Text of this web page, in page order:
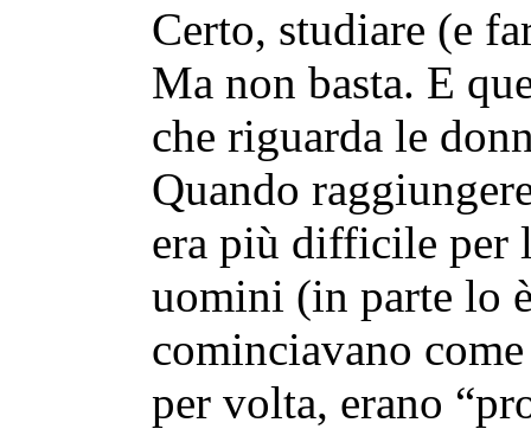
Certo, studiare (e
Ma non basta. E
che riguarda le
Quando
era più difficile per
uomini (in parte lo
cominciavano
per volta, erano